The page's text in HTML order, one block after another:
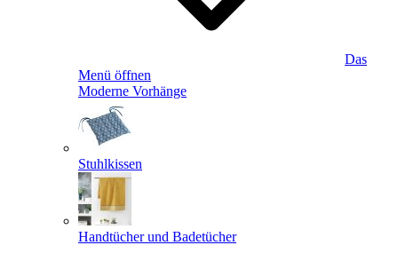
Das
Menü öffnen
Moderne Vorhänge
Stuhlkissen
Handtücher und Badetücher